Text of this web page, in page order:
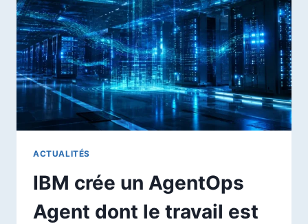
SA
PROCHAINE
PHASE
DANS
L’ASSURANCE
ACTUALITÉS
IBM crée un AgentOps
Agent dont le travail est